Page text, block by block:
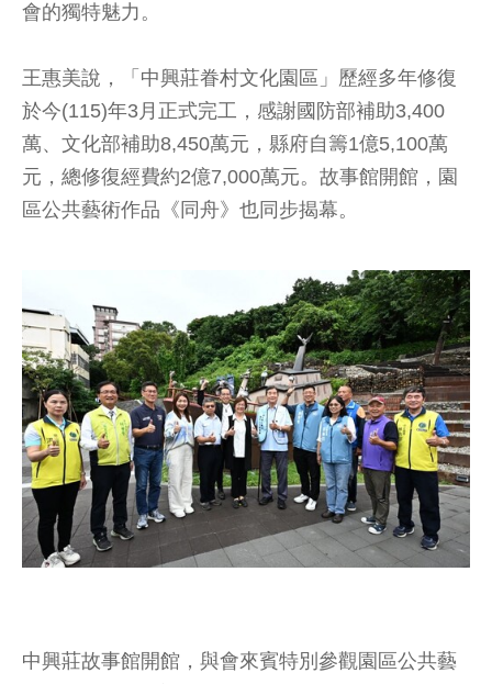
會的獨特魅力。
王惠美說，「中興莊眷村文化園區」歷經多年修復
於今(115)年3月正式完工，感謝國防部補助3,400
萬、文化部補助8,450萬元，縣府自籌1億5,100萬
元，總修復經費約2億7,000萬元。故事館開館，園
區公共藝術作品《同舟》也同步揭幕。
中興莊故事館開館，與會來賓特別參觀園區公共藝